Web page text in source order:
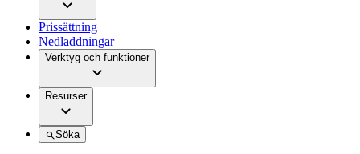
Prissättning
Nedladdningar
Verktyg och funktioner
Resurser
Söka